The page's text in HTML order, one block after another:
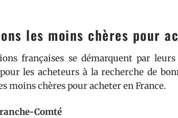
les moins chères pour
françaises se démarquent par
les acheteurs à la recherche de
moins chères pour acheter en France.
Comté